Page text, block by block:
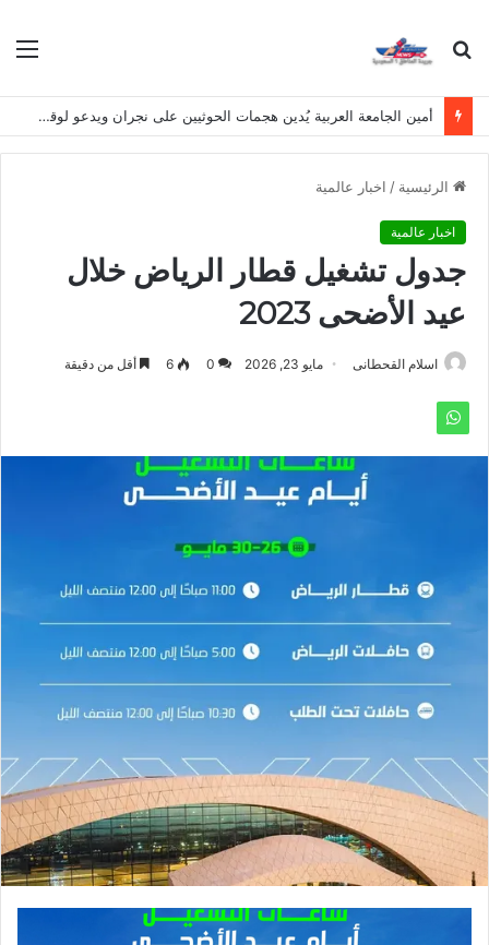
بحث
أمين الجامعة العربية يُدين هجمات الحوثيين على نجران ويدعو لوقف التصعيد
الرئيسية / اخبار عالمية
اخبار عالمية
جدول تشغيل قطار الرياض خلال
عيد الأضحى 2023
اسلام القحطانى مايو 23, 2026 0
6 أقل من دقيقة